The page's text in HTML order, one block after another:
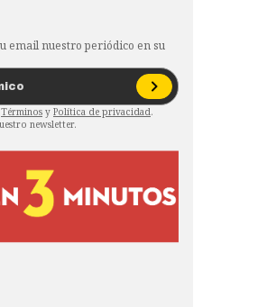
email nuestro periódico en su
Términos y Política de privacidad.
newsletter.